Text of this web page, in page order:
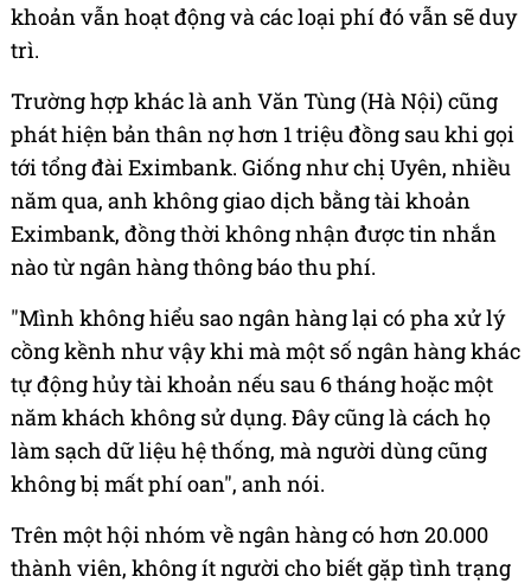
khoản vẫn hoạt động và các loại phí đó vẫn sẽ duy
trì.
Trường hợp khác là anh Văn Tùng (Hà Nội) cũng
phát hiện bản thân nợ hơn 1 triệu đồng sau khi gọi
tới tổng đài Eximbank. Giống như chị Uyên, nhiều
năm qua, anh không giao dịch bằng tài khoản
Eximbank, đồng thời không nhận được tin nhắn
nào từ ngân hàng thông báo thu phí.
"Mình không hiểu sao ngân hàng lại có pha xử lý
cồng kềnh như vậy khi mà một số ngân hàng khác
tự động hủy tài khoản nếu sau 6 tháng hoặc một
năm khách không sử dụng. Đây cũng là cách họ
làm sạch dữ liệu hệ thống, mà người dùng cũng
không bị mất phí oan", anh nói.
Trên một hội nhóm về ngân hàng có hơn 20.000
thành viên, không ít người cho biết gặp tình trạng